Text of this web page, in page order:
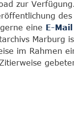
zur Verfügung.
eine E-Mail
im Rahmen